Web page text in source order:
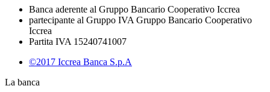
Banca aderente al Gruppo Bancario Cooperativo Iccrea
partecipante al Gruppo IVA Gruppo Bancario Cooperativo
Iccrea
Partita IVA 15240741007
©2017 Iccrea Banca S.p.A
La banca